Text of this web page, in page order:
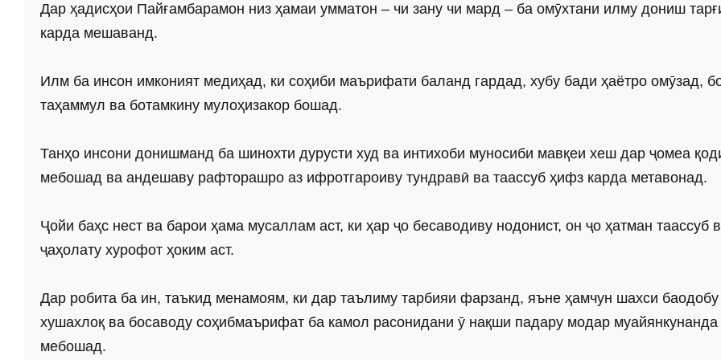
Дар ҳадисҳои Пайғамбарамон низ ҳамаи умматон – чи зану чи мард – ба омӯхтани илму дониш
карда мешаванд.
Илм ба инсон имконият медиҳад, ки соҳиби маърифати баланд гардад, хубу бади ҳаётро омӯзад,
таҳаммул ва ботамкину мулоҳизакор бошад.
Танҳо инсони донишманд ба шинохти дурусти худ ва интихоби муносиби мавқеи хеш дар ҷомеа
мебошад ва андешаву рафторашро аз ифротгароиву тундравӣ ва таассуб ҳифз карда метавонад.
Ҷойи баҳс нест ва барои ҳама мусаллам аст, ки ҳар ҷо бесаводиву нодонист, он ҷо ҳатман таассуб
ҷаҳолату хурофот ҳоким аст.
Дар робита ба ин, таъкид менамоям, ки дар таълиму тарбияи фарзанд, яъне ҳамчун шахси баодобу
хушахлоқ ва босаводу соҳибмаърифат ба камол расонидани ӯ нақши падару модар муайянкунанда
мебошад.